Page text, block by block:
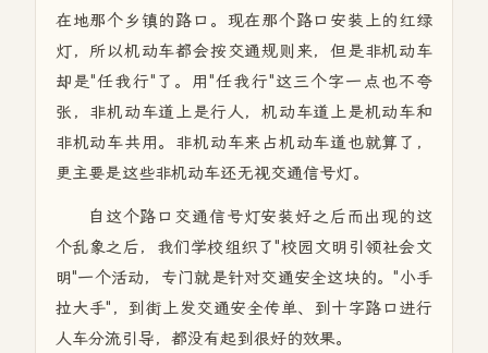
在地那个乡镇的路口。现在那个路口安装上的红绿
灯，所以机动车都会按交通规则来，但是非机动车
却是"任我行"了。用"任我行"这三个字一点也不夸
张，非机动车道上是行人，机动车道上是机动车和
非机动车共用。非机动车来占机动车道也就算了，
更主要是这些非机动车还无视交通信号灯。
自这个路口交通信号灯安装好之后而出现的这
个乱象之后，我们学校组织了"校园文明引领社会文
明"一个活动，专门就是针对交通安全这块的。"小手
拉大手"，到街上发交通安全传单、到十字路口进行
人车分流引导，都没有起到很好的效果。